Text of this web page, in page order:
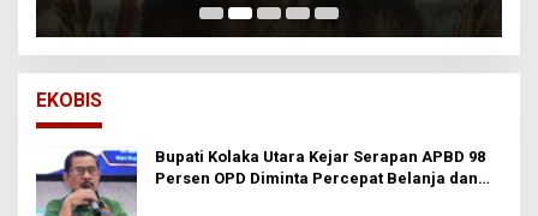
EKOBIS
Bupati Kolaka Utara Kejar Serapan APBD 98
Persen OPD Diminta Percepat Belanja dan